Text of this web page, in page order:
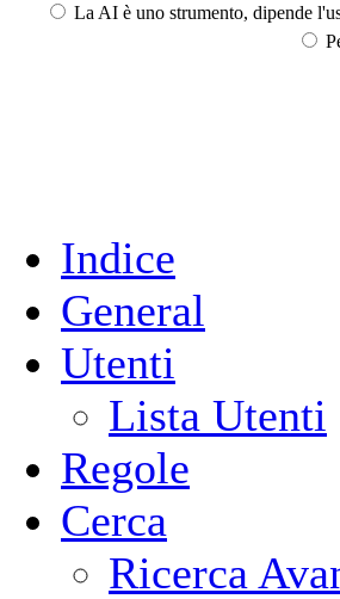
La AI è uno strumento, dipende
Indice
General
Utenti
Lista Utenti
Regole
Cerca
Ricerca